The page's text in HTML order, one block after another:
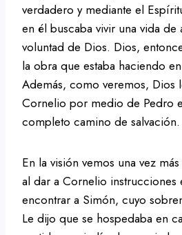
verdadero y mediante el
en él buscaba vivir una vida de
voluntad de Dios. Dios,
la obra que estaba haciendo
Además, como veremos, Dios
Cornelio por medio de Pedro
completo camino de salvación.
En la visión vemos una vez
al dar a Cornelio instrucciones
encontrar a Simón, cuyo
Le dijo que se hospedaba en